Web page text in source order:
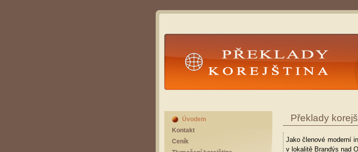
Překlady Korejština
Překlady
Jako členové moderní
v lokalitě Brandýs nad
Úvodem
Kontakt
Ceník